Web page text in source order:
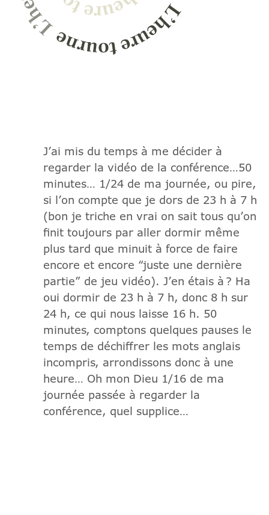
J’ai mis du temps à me décider à
regarder la vidéo de la conférence…50
minutes… 1/24 de ma journée, ou pire,
si l’on compte que je dors de 23 h à 7 h
(bon je triche en vrai on sait tous qu’on
finit toujours par aller dormir même
plus tard que minuit à force de faire
encore et encore “juste une dernière
partie” de jeu vidéo). J’en étais à ? Ha
oui dormir de 23 h à 7 h, donc 8 h sur
24 h, ce qui nous laisse 16 h. 50
minutes, comptons quelques pauses le
temps de déchiffrer les mots anglais
incompris, arrondissons donc à une
heure… Oh mon Dieu 1/16 de ma
journée passée à regarder la
conférence, quel supplice…